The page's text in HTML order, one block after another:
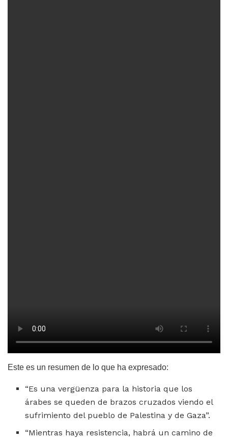
Este es un resumen de lo que ha expresado:
“Es una vergüenza para la historia que los
árabes se queden de brazos cruzados viendo el
sufrimiento del pueblo de Palestina y de Gaza”.
“Mientras haya resistencia, habrá un camino de